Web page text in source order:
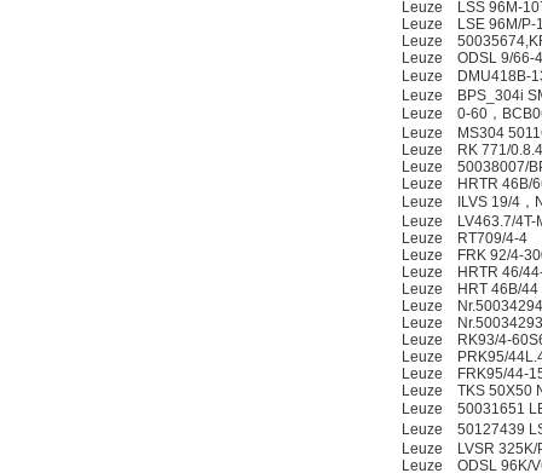
Leuze LSS 96M-
Leuze LSE 96M/P-
Leuze
Leuze ODSL 9/66-
Leuze DMU418B-
Leuze BPS_304i
Leuze 0-60，
Leuze MS304
Leuze RK 771/0.8.4
Leuze 50038007/
Leuze HRTR 46B/
Leuze ILVS 19/4，
Leuze LV463.7/4T-
Leuze RT709/4-4
Leuze FRK 92/4-
Leuze HRTR 46/
Leuze HRT 46B/44
Leuze
Leuze
Leuze RK93/4-
Leuze PRK95/
Leuze FRK95/44-
Leuze TKS 50X50
Leuze 50031651
Leuze 50127439
Leuze LVSR 325K/
Leuze ODSL 96K/